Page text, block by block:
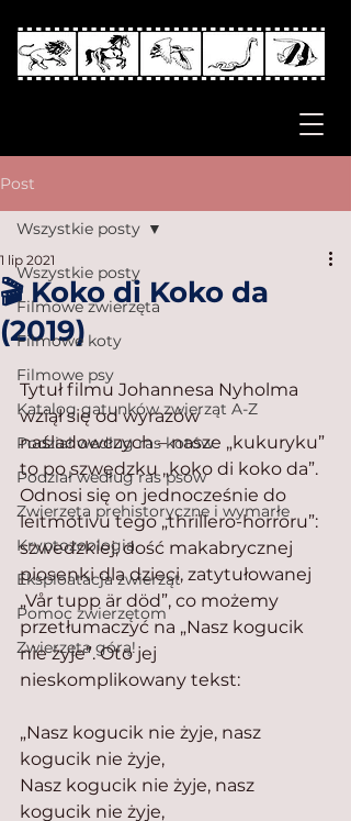
Post
Wszystkie posty
Filmowe zwierzęta
Filmowe koty
Filmowe psy
Katalog gatunków zwierząt A-Z
Podział według ras kotów
Podział według ras psów
Zwierzęta prehistoryczne i wymarłe
Kryptozoologia
Eksploatacja zwierząt
Pomoc zwierzętom
Zwierzęta górą!
Wszystkie posty
🎬 Koko di Koko da
(2019)
1 lip 2021
Tytuł filmu Johannesa Nyholma
wziął się od wyrazów
naśladowczych – nasze „kukuryku”
to po szwedzku „koko di koko da”.
Odnosi się on jednocześnie do
leitmotivu tego „thrillero-horroru”:
szwedzkiej, dość makabrycznej
piosenki dla dzieci, zatytułowanej
„Vår tupp är död”, co możemy
przetłumaczyć na „Nasz kogucik
nie żyje”. Oto jej
nieskomplikowany tekst:
„Nasz kogucik nie żyje, nasz
kogucik nie żyje,
Nasz kogucik nie żyje, nasz
kogucik nie żyje,